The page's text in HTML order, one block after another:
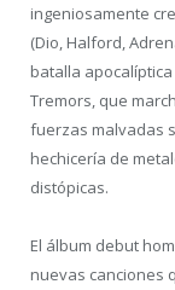
ingeniosamente
(Dio, Halford,
batalla
Tremors, que
fuerzas malvadas
hechicería de
distópicas.
El álbum debut
nuevas canciones